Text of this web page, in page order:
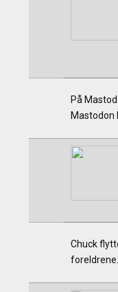
På
Mastodon
Chuck